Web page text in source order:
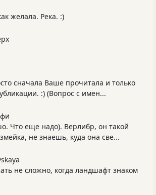
желала. Река. :)
сначала Ваше прочитала и только
:) (Вопрос с имен...
Что еще надо). Верлибр, он такой
не знаешь, куда она све...
не сложно, когда ландшафт знаком